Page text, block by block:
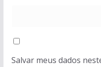
Salvar meus dados